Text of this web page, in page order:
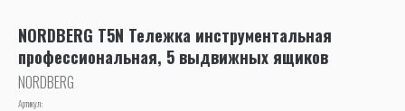
NORDBERG T5N Тележка инструментальная
профессиональная, 5 выдвижных ящиков
NORDBERG
Артикул: